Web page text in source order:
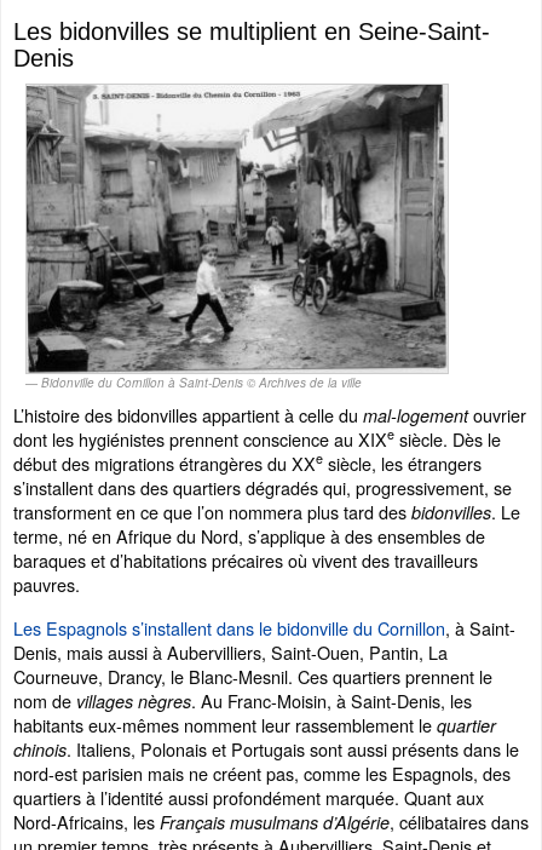
Les bidonvilles se multiplient en Seine-Saint-
Denis
Bidonville du Cornillon à Saint-Denis © Archives de la ville
L’histoire des bidonvilles appartient à celle du mal-logementouvrier
dont les hygiénistes prennent conscience au XIXe siècle. Dès le
début des migrations étrangères du XXe siècle, les étrangers
s’installent dans des quartiers dégradés qui, progressivement, se
transforment en ce que l’on nommera plus tard des bidonvilles. Le
terme, né en Afrique du Nord, s’applique à des ensembles de
baraques et d’habitations précaires où vivent des travailleurs
pauvres.
Les Espagnols s’installent dans le bidonville du Cornillon, à Saint-
Denis, mais aussi à Aubervilliers, Saint-Ouen, Pantin, La
Courneuve, Drancy, le Blanc-Mesnil. Ces quartiers prennent le
nom de villages nègres. Au Franc-Moisin, à Saint-Denis, les
habitants eux-mêmes nomment leur rassemblement le quartier
chinois. Italiens, Polonais et Portugais sont aussi présents dans le
nord-est parisien mais ne créent pas, comme les Espagnols, des
quartiers à l’identité aussi profondément marquée. Quant aux
Nord-Africains, les Français musulmans d’Algérie, célibataires dans